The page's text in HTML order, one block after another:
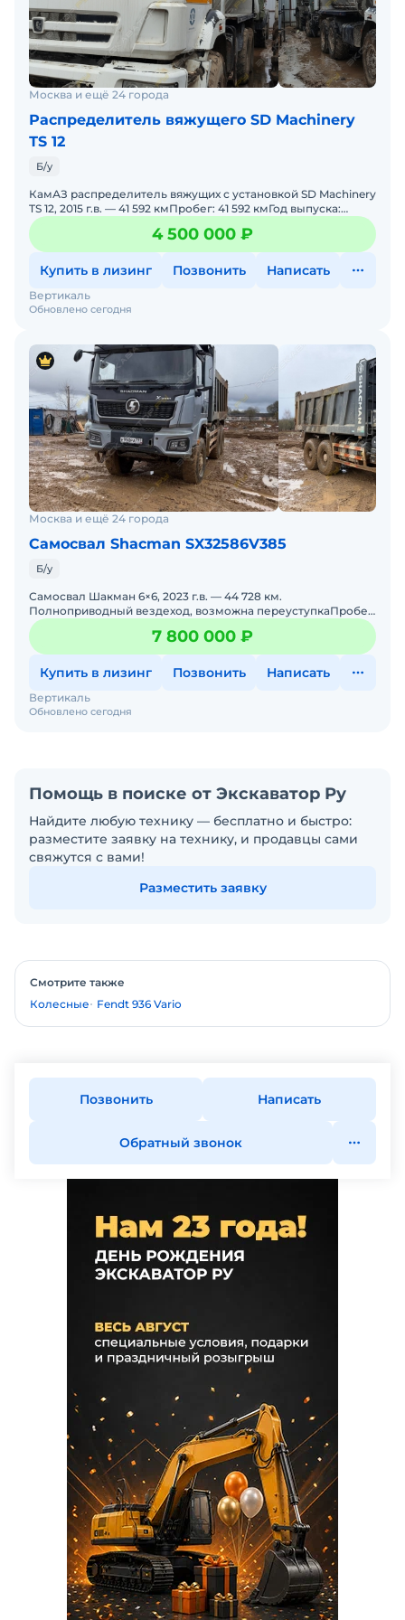
Москва и ещё 24 города
Распределитель вяжущего SD Machinery
ТS 12
Б/у
КамАЗ распределитель вяжущих с установкой SD Machinery
TS 12, 2015 г.в. — 41 592 кмПробег: 41 592 кмГод выпуска:
2015Оборудование: SD Machinery TS 12 (рас
4 500 000 ₽
Купить в лизинг Позвонить Написать
Обновлено сегодня
Вертикаль
Москва и ещё 24 города
Самосвал Shacman SX32586V385
Б/у
Самосвал Шакман 6×6, 2023 г.в. — 44 728 км.
Полноприводный вездеход, возможна переуступкаПробег:
44 728 кмГод выпуска: 2023Колёсная формула: 6×
7 800 000 ₽
Купить в лизинг Позвонить Написать
Обновлено сегодня
Вертикаль
Помощь в поиске от Экскаватор Ру
Найдите любую технику — бесплатно и быстро:
разместите заявку на технику, и продавцы сами
свяжутся с вами!
Разместить заявку
Смотрите также
Колесные
Fendt 936 Vario
Позвонить Написать
Обратный звонок